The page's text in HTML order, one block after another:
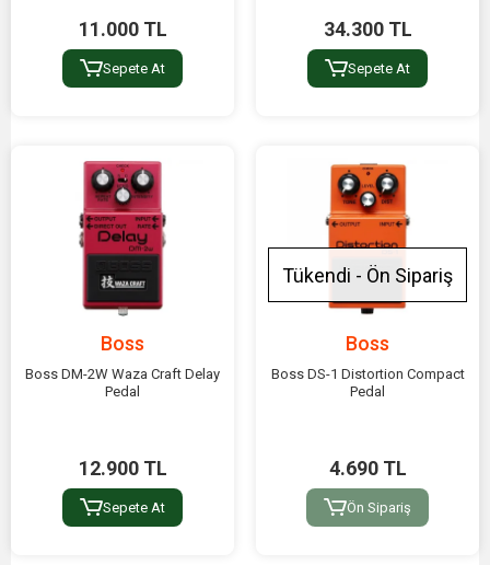
11.000 TL
Sepete At
34.300 TL
Sepete At
Boss
Boss DM-2W Waza Craft Delay
Pedal
12.900 TL
Sepete At
Tükendi - Ön Sipariş
Boss
Boss DS-1 Distortion Compact
Pedal
4.690 TL
Ön Sipariş